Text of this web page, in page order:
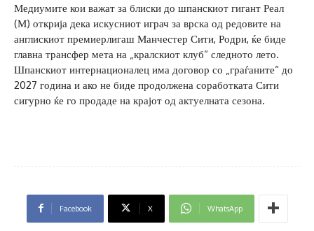
Медиумите кои важат за блиски до шпанскиот гигант Реал
(М) открија дека искусниот играч за врска од редовите на
англискиот премиерлигаш Манчестер Сити, Родри, ќе биде
главна трансфер мета на „кралскиот клуб“ следното лето.
Шпанскиот интернационалец има договор со „граѓаните“ до
2027 година и ако не биде продолжена соработката Сити
сигурно ќе го продаде на крајот од актуелната сезона.
Facebook X WhatsApp